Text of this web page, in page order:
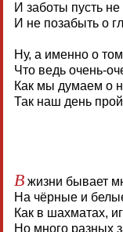
И заботы пусть не
И не позабыть о
Ну, а именно о
Что ведь очень-
Как мы думаем о
Так наш день
Вжизни бывает
На чёрные и
Как в шахматах,
Но много разных